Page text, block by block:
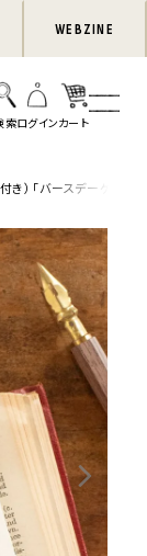
WEBZINE
）「バースデーケーキ」